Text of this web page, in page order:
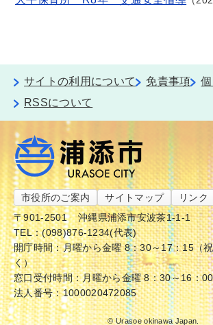
サイトの利用について 免責事項
RSSについて
市役所のご案内 サイトマップ リンク
〒901-2501
沖縄県浦添市安波茶1-1-1
TEL：(098)876-1234(代表)
開庁時間：月曜から金曜 8：30～17：15（
く）
窓口受付時間：月曜から金曜 8：30～16：00
法人番号：1000020472085
© Urasoe okinawa Japan.